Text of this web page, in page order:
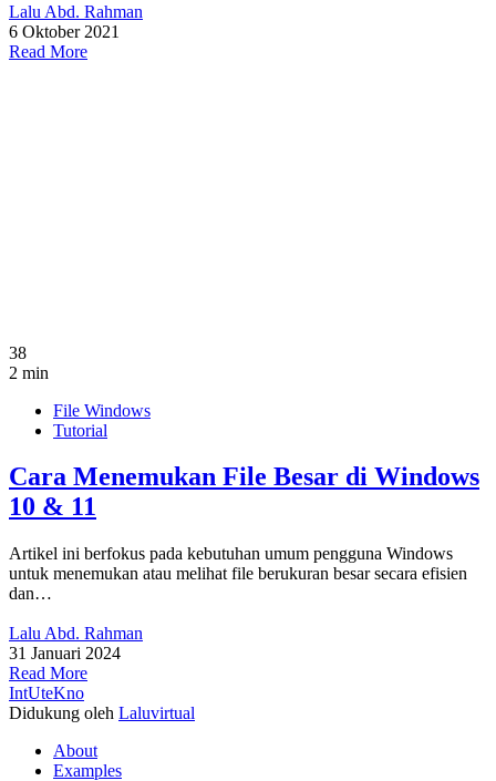
Lalu Abd. Rahman
6 Oktober 2021
Read More
38
2 min
File Windows
Tutorial
Cara Menemukan File Besar di Windows
10 & 11
Artikel ini berfokus pada kebutuhan umum pengguna Windows
untuk menemukan atau melihat file berukuran besar secara efisien
dan…
Lalu Abd. Rahman
31 Januari 2024
Read More
IntUteKno
Didukung oleh Laluvirtual
About
Examples